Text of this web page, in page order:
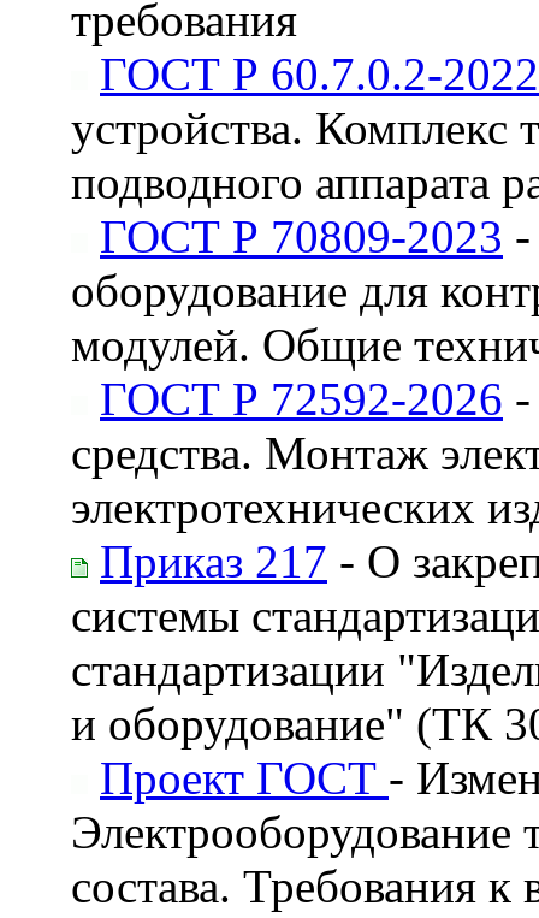
требования
ГОСТ Р 60.7.0.2-2022
устройства. Комплекс
подводного аппарата
ГОСТ Р 70809-2023
оборудование для
модулей. Общие
ГОСТ Р 72592-2026
средства. Монтаж
электротехнических
Приказ 217 - О
системы
стандартизации
и оборудование" (ТК
Проект ГОСТ -
Электрооборудование
состава. Требования